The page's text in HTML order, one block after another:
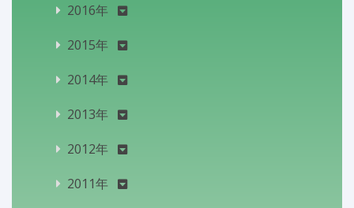
2016年
2015年
2014年
2013年
2012年
2011年